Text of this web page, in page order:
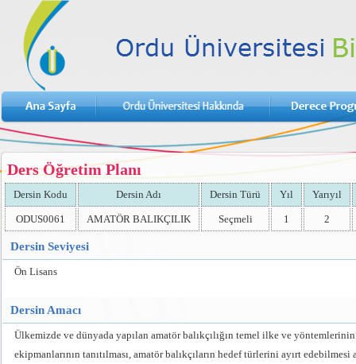
Ders Öğretim Planı
Dersin Kodu Dersin Adı Dersin Türü Yıl Yarıyıl
ODUS0061 AMATÖR BALIKÇILIK Seçmeli 1 2
Dersin Seviyesi
Ön Lisans
Dersin Amacı
Ülkemizde ve dünyada yapılan amatör balıkçılığın temel ilke ve yöntemlerinin
ekipmanlarının tanıtılması, amatör balıkçıların hedef türlerini ayırt edebilmesi